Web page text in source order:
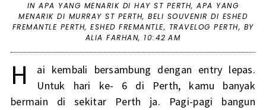
INAPA YANG MENARIK DI HAY ST PERTH,APA YANG
MENARIK DI MURRAY ST PERTH, BELI SOUVENIR DI ESHED
FREMANTLE PERTH, ESHED FREMANTLE, TRAVELOG PERTH, BY
ALIA FARHAN, 10:42 AM
H
ai kembali bersambung dengan entry lepas.
Untuk hari ke- 6 di Perth, kamu banyak
bermain di sekitar Perth ja. Pagi-pagi bangun